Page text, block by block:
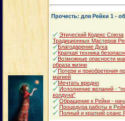
Прочесть: для Рейки 1 -
Этический Кодекс Союза
Традиционных Мастеров
Благодарение Духа
Краткая техника
Возможные опасности
образа жизни
Потери и приобретения
магией
Мечтать вредно
Исполнение желаний -
колдуна"
Обращение к Рейки -
Процедура работы в
Полный и краткий сеанс